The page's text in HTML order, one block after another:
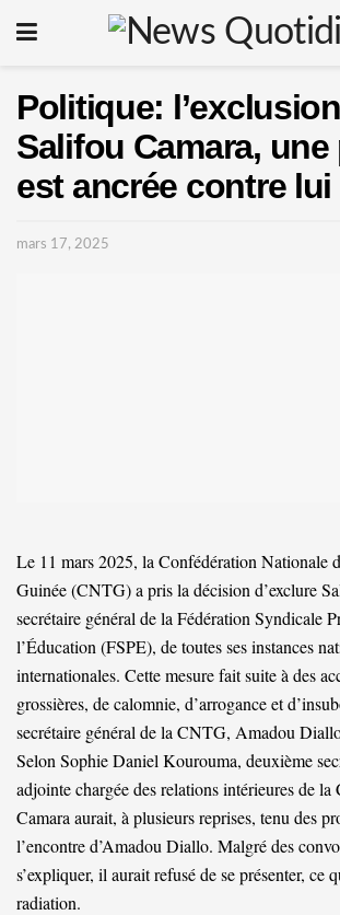
Politique:
Salifou Camara,
est ancrée contre lui
mars 17, 2025
Le 11 mars 2025, la Confédération Nationale
Guinée (CNTG) a pris la décision d’exclure
secrétaire général de la Fédération Syndicale
l’Éducation (FSPE), de toutes ses instances
internationales. Cette mesure fait suite à des
grossières, de calomnie, d’arrogance et
secrétaire général de la CNTG, Amadou
Selon Sophie Daniel Kourouma, deuxième
adjointe chargée des relations intérieures de
Camara aurait, à plusieurs reprises, tenu des
l’encontre d’Amadou Diallo. Malgré des
s’expliquer, il aurait refusé de se présenter, ce
radiation.